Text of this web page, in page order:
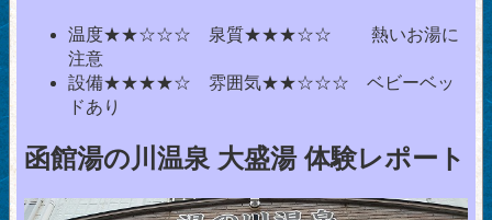
温度★★☆☆☆ 泉質★★★☆☆ 熱いお湯に
注意
設備★★★★☆ 雰囲気★★☆☆☆ ベビーベッ
ドあり
函館湯の川温泉 大盛湯 体験レポート